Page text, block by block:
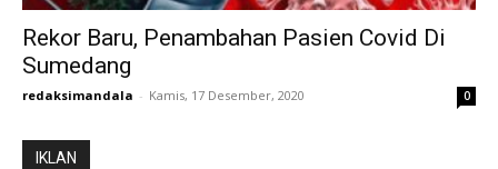
Rekor Baru, Penambahan Pasien Covid Di
Sumedang
redaksimandala - Kamis, 17 Desember, 2020 0
IKLAN